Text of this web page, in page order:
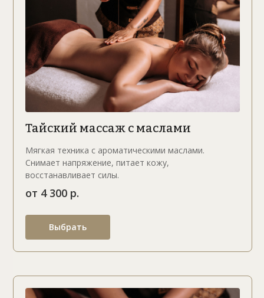
Тайский массаж с маслами
Мягкая техника с ароматическими маслами.
Снимает напряжение, питает кожу,
восстанавливает силы.
от 4 300 р.
Выбрать